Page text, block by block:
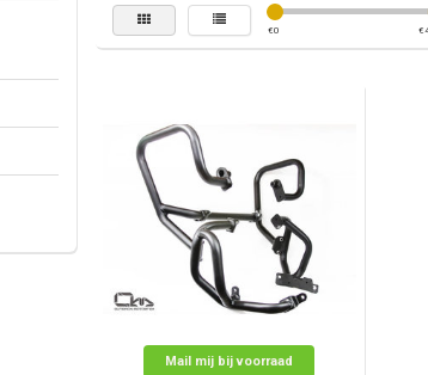
€0 €
Mail mij bij voorraad